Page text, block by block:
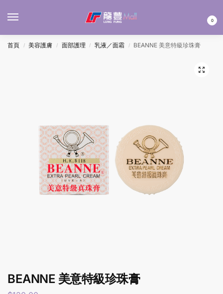
0
首頁 / 美容護膚 / 面部護理 / 乳液／面霜 / BEANNE 美意特級珍珠膏
BEANNE 美意特級珍珠膏